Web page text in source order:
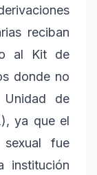
reciban
al Kit de
donde no
de
ya que el
fue
institución